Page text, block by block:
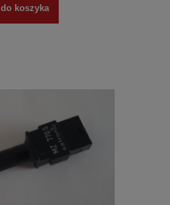
do koszyka